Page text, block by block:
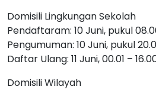
Domisili Lingkungan Sekolah
Pendaftaram: 10 Juni, pukul
Pengumuman: 10 Juni, pukul
Daftar Ulang: 11 Juni, 00.01 –
Domisili Wilayah